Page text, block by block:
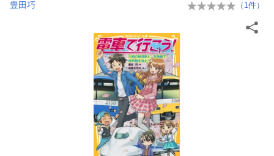
豊田巧 （ 1件）